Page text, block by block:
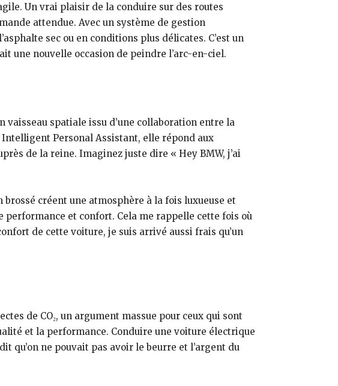
Un vrai plaisir de la conduire sur des routes
attendue. Avec un système de gestion
sec ou en conditions plus délicates. C’est un
une nouvelle occasion de peindre l’arc-en-ciel.
spatiale issu d’une collaboration entre la
Personal Assistant, elle répond aux
de la reine. Imaginez juste dire « Hey BMW, j’ai
créent une atmosphère à la fois luxueuse et
performance et confort. Cela me rappelle cette fois où
de cette voiture, je suis arrivé aussi frais qu’un
de CO₂, un argument massue pour ceux qui sont
et la performance. Conduire une voiture électrique
qu’on ne pouvait pas avoir le beurre et l’argent du